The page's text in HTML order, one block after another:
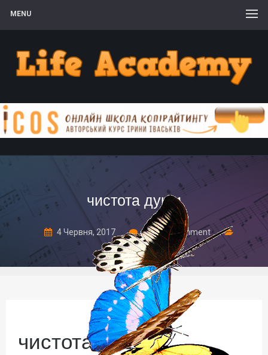
MENU
чистота души
4 Червня, 2017 Leave a comment
чистота души